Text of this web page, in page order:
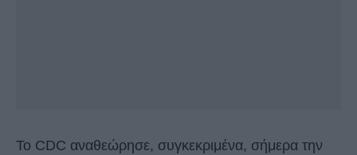
Το CDC αναθεώρησε, συγκεκριμένα, σήμερα την